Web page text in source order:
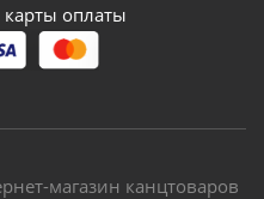
оплаты
магазин канцтоваров